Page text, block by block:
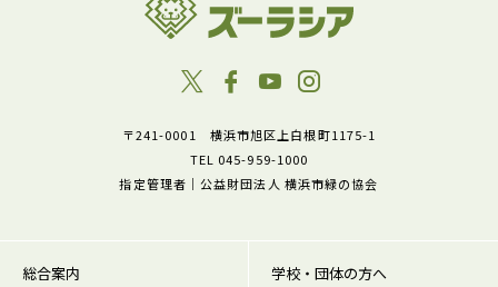
〒241-0001 横浜市旭区上白根町1175-1
TEL 045-959-1000
指定管理者｜公益財団法人 横浜市緑の協会
総合案内
学校・団体の方へ